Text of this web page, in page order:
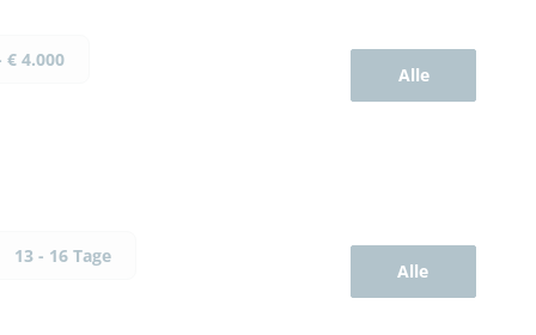
€ 4.000
Alle
13 - 16 Tage
Alle